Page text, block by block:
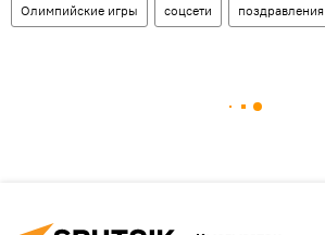
Олимпийские игры соцсети поздравления